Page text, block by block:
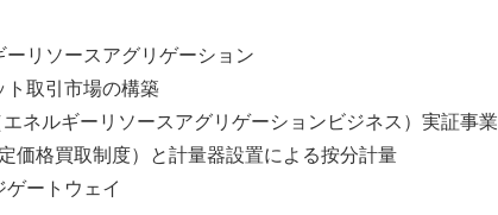
ースアグリゲーション
引市場の構築
ーリソースアグリゲーションビジネス）実証事業
取制度）と計量器設置による按分計量
トウェイ